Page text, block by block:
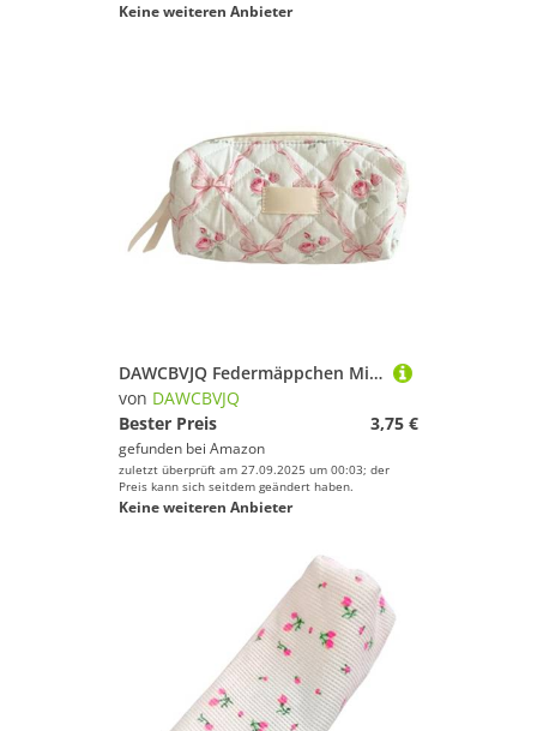
Keine weiteren Anbieter
DAWCBVJQ Federmäppchen Mit Schleife, 19x8.5x7.5cm Federmäppchen Schleife, Federtasche Mit Reißverschluss, Aesthetic Mäppchen Klein Für Mädchen, Mini Kosmetiktasche Und Geldtasche, Schulbedarf
von DAWCBVJQ
Bester Preis
3,75 €
gefunden bei Amazon
zuletzt überprüft am 27.09.2025 um 00:03; der
Preis kann sich seitdem geändert haben.
Keine weiteren Anbieter